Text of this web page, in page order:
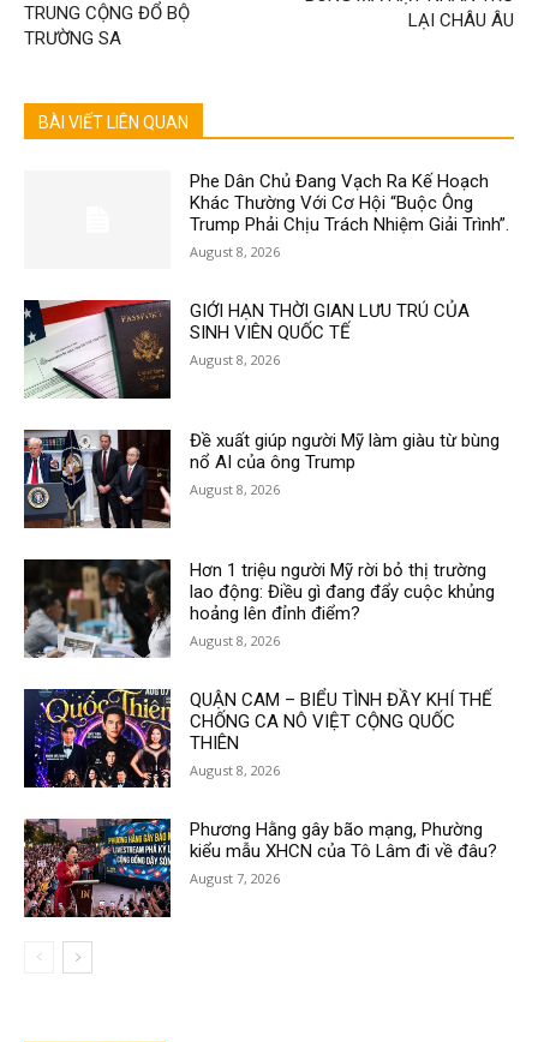
TRUNG CỘNG ĐỔ BỘ
TRƯỜNG SA
LẠI CHÂU ÂU
BÀI VIẾT LIÊN QUAN
Phe Dân Chủ Đang Vạch Ra Kế Hoạch
Khác Thường Với Cơ Hội “Buộc Ông
Trump Phải Chịu Trách Nhiệm Giải Trình”.
August 8, 2026
GIỚI HẠN THỜI GIAN LƯU TRÚ CỦA
SINH VIÊN QUỐC TẾ
August 8, 2026
Đề xuất giúp người Mỹ làm giàu từ bùng
nổ AI của ông Trump
August 8, 2026
Hơn 1 triệu người Mỹ rời bỏ thị trường
lao động: Điều gì đang đẩy cuộc khủng
hoảng lên đỉnh điểm?
August 8, 2026
QUẬN CAM – BIỂU TÌNH ĐẦY KHÍ THẾ
CHỐNG CA NÔ VIỆT CỘNG QUỐC
THIÊN
August 8, 2026
Phương Hằng gây bão mạng, Phường
kiểu mẫu XHCN của Tô Lâm đi về đâu?
August 7, 2026